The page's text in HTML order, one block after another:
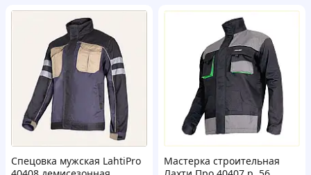
Спецовка мужская LahtiPro
Мастерка строительная